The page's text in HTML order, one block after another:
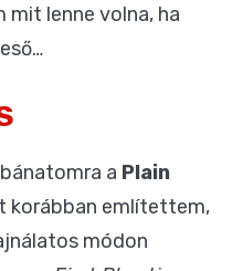
mit lenne volna, ha
a Plain
korábban említettem,
módon